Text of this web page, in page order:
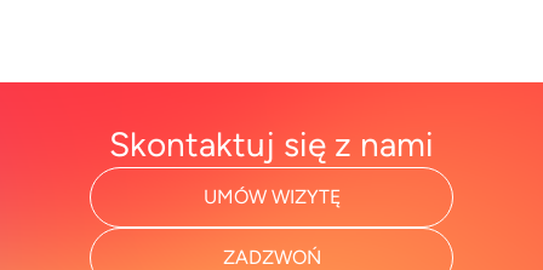
Skontaktuj się z nami
UMÓW WIZYTĘ
ZADZWOŃ